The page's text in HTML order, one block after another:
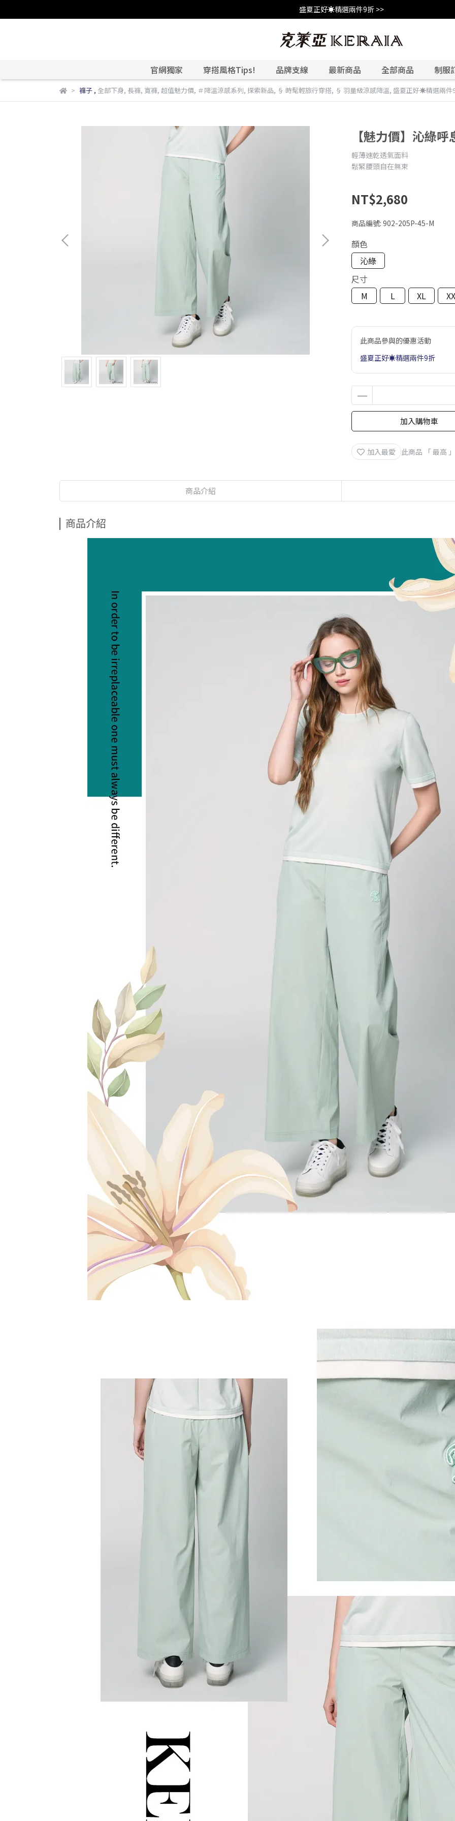
盛夏正好☀️精選兩件9折 >>
官網獨家 穿搭風格Tips! 品牌支線 最新商品 全部商品 制服
褲子, 全部下身, 長褲, 寬褲, 超值魅力價, ＃降溫涼感系列, 探索新品, § 時髦輕旅行穿搭, § 羽量級涼感降溫, 盛夏正好☀️精選兩件
【魅力價】沁綠
輕薄速乾透氣面料
鬆緊腰頭自在無束
NT$2,680
商品編號: 902-205P-45-M
顏色
沁綠
尺寸
M
L XL
此商品參與的優惠活動
盛夏正好☀️精選兩件9折
加入購物車
加入最愛 此商品 「 最高
商品介紹
商品介紹